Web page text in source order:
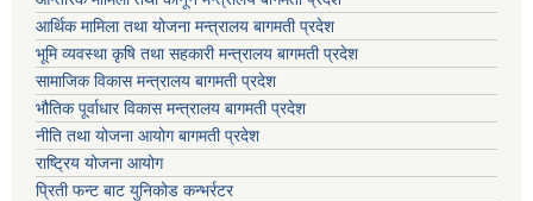
आर्थिक मामिला तथा योजना मन्त्रालय बागमती प्रदेश
भूमि व्यवस्था कृषि तथा सहकारी मन्त्रालय बागमती प्रदेश
सामाजिक विकास मन्त्रालय बागमती प्रदेश
भौतिक पूर्वाधार विकास मन्त्रालय बागमती प्रदेश
नीति तथा योजना आयोग बागमती प्रदेश
राष्ट्रिय योजना आयोग
प्रिती फन्ट बाट युनिकोड कन्भर्रटर